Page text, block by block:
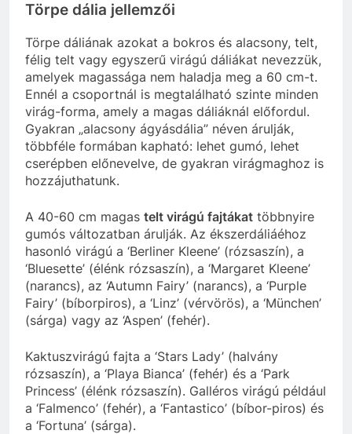
Törpe dália jellemzői
Törpe dáliának azokat a bokros és alacsony, telt,
félig telt vagy egyszerű virágú dáliákat nevezzük,
amelyek magassága nem haladja meg a 60 cm-t.
Ennél a csoportnál is megtalálható szinte minden
virág-forma, amely a magas dáliáknál előfordul.
Gyakran „alacsony ágyásdália” néven árulják,
többféle formában kapható: lehet gumó, lehet
cserépben előnevelve, de gyakran virágmaghoz is
hozzájuthatunk.
A 40-60 cm magas telt virágú fajtákat többnyire
gumós változatban árulják. Az ékszerdáliáéhoz
hasonló virágú a ‘Berliner Kleene’ (rózsaszín), a
‘Bluesette’ (élénk rózsaszín), a ‘Margaret Kleene’
(narancs), az ‘Autumn Fairy’ (narancs), a ‘Purple
Fairy’ (bíborpiros), a ‘Linz’ (vérvörös), a ‘München’
(sárga) vagy az ‘Aspen’ (fehér).
Kaktuszvirágú fajta a ‘Stars Lady’ (halvány
rózsaszín), a ‘Playa Bianca’ (fehér) és a ‘Park
Princess’ (élénk rózsaszín). Galléros virágú például
a ‘Falmenco’ (fehér), a ‘Fantastico’ (bíbor-piros) és
a ‘Fortuna’ (sárga).